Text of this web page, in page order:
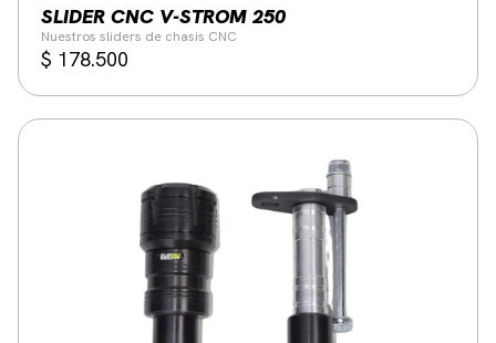
SLIDER CNC V-STROM 250
Nuestros sliders de chasis CNC
$ 178.500